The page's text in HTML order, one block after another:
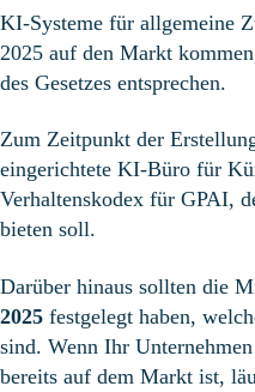
KI-Systeme für allgemeine
2025 auf den Markt
des Gesetzes entsprechen.
Zum Zeitpunkt der
eingerichtete KI-Büro für
Verhaltenskodex für GPAI,
bieten soll.
Darüber hinaus sollten die
2025 festgelegt haben,
sind. Wenn Ihr
bereits auf dem Markt ist,